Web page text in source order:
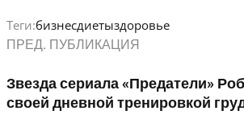
Теги:бизнесдиетыздоровье
ПРЕД. ПУБЛИКАЦИЯ
Звезда сериала «Предатели»
своей дневной тренировкой